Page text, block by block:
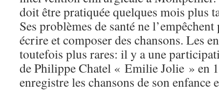
doit être pratiquée quelques mois plus
Ses problèmes de santé ne
écrire et composer des chansons. Les
toutefois plus rares: il y a une
de Philippe Chatel « Emilie Jolie » en
enregistre les chansons de son enfance